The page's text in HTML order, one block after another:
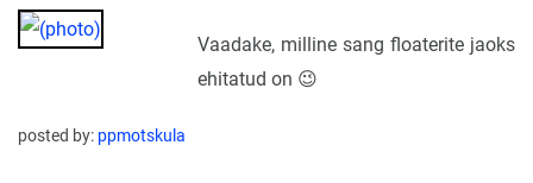
posted by: ppmotskula
Vaadake, milline sang floaterite jaoks
ehitatud on 😉